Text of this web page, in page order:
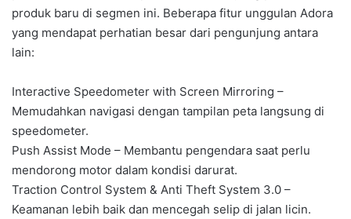
produk baru di segmen ini. Beberapa fitur unggulan Adora
yang mendapat perhatian besar dari pengunjung antara
lain:
Interactive Speedometer with Screen Mirroring –
Memudahkan navigasi dengan tampilan peta langsung di
speedometer.
Push Assist Mode – Membantu pengendara saat perlu
mendorong motor dalam kondisi darurat.
Traction Control System & Anti Theft System 3.0 –
Keamanan lebih baik dan mencegah selip di jalan licin.